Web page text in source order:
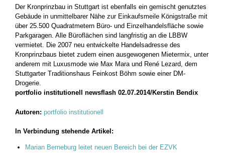
Der Kronprinzbau in Stuttgart ist ebenfalls ein gemischt genutztes
Gebäude in unmittelbarer Nähe zur Einkaufsmeile Königstraße mit
über 25.500 Quadratmetern Büro- und Einzelhandelsfläche sowie
Parkgaragen. Alle Büroflächen sind langfristig an die LBBW
vermietet. Die 2007 neu entwickelte Handelsadresse des
Kronprinzbaus bietet zudem einen ausgewogenen Mietermix, unter
anderem mit Luxusmode wie Max Mara und René Lezard, dem
Stuttgarter Traditionshaus Feinkost Böhm sowie einer DM-
Drogerie.
portfolio institutionell newsflash 02.07.2014/Kerstin Bendix
Autoren: portfolio institutionell
In Verbindung stehende Artikel:
Marian Berneburg leitet neuen Bereich bei der EZVK